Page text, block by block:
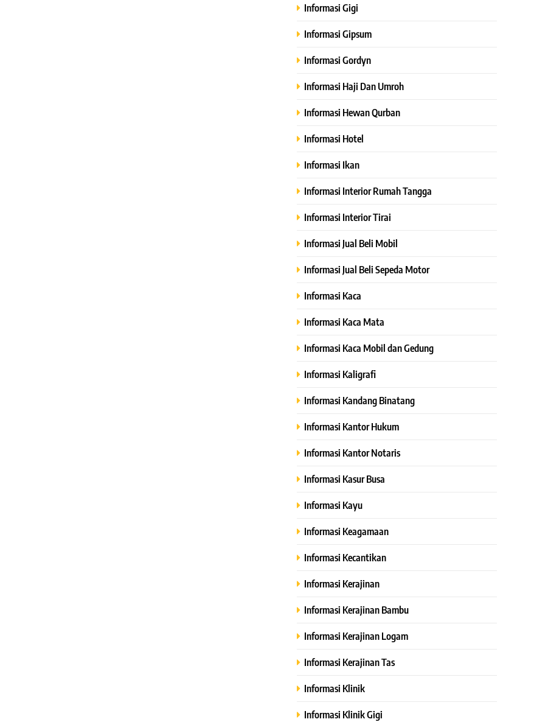
Informasi Gigi
Informasi Gipsum
Informasi Gordyn
Informasi Haji Dan Umroh
Informasi Hewan Qurban
Informasi Hotel
Informasi Ikan
Informasi Interior Rumah Tangga
Informasi Interior Tirai
Informasi Jual Beli Mobil
Informasi Jual Beli Sepeda Motor
Informasi Kaca
Informasi Kaca Mata
Informasi Kaca Mobil dan Gedung
Informasi Kaligrafi
Informasi Kandang Binatang
Informasi Kantor Hukum
Informasi Kantor Notaris
Informasi Kasur Busa
Informasi Kayu
Informasi Keagamaan
Informasi Kecantikan
Informasi Kerajinan
Informasi Kerajinan Bambu
Informasi Kerajinan Logam
Informasi Kerajinan Tas
Informasi Klinik
Informasi Klinik Gigi